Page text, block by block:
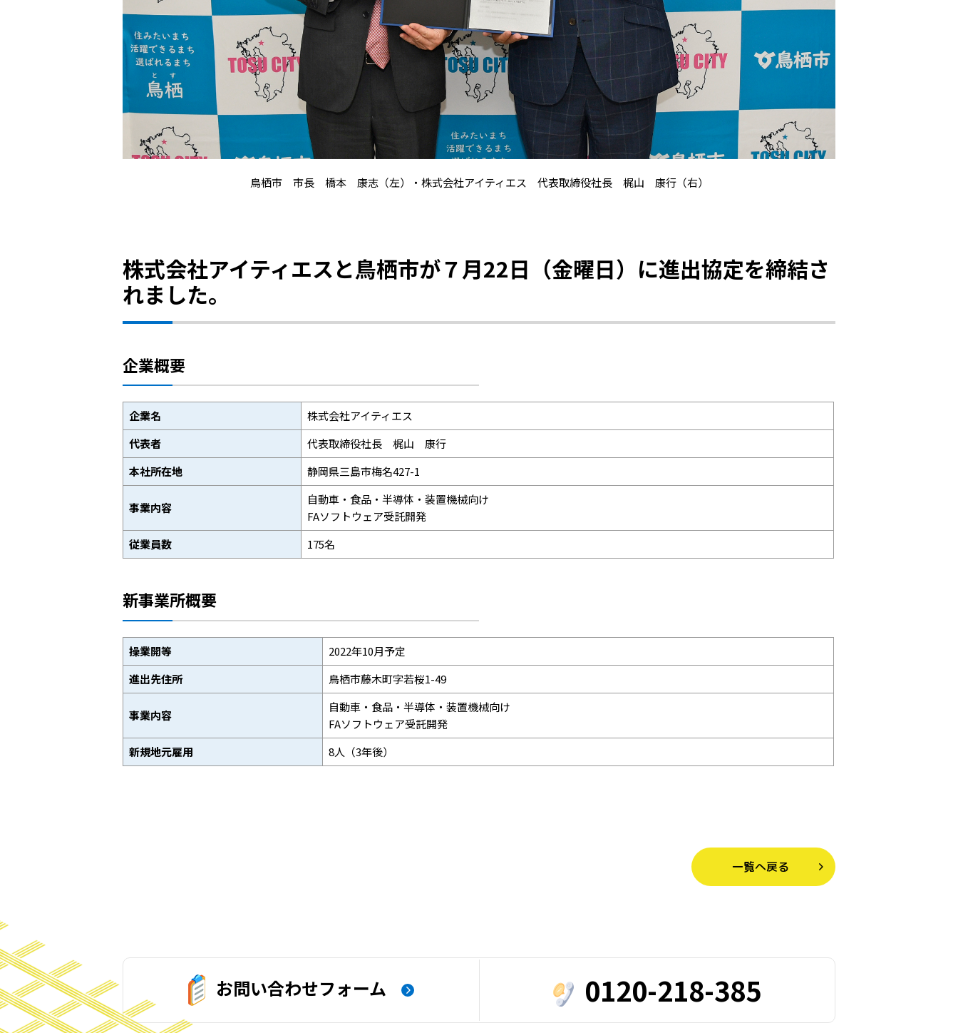
鳥栖市 市長 橋本 康志（左）・株式会社アイティエス 代表取締役社長 梶山 康行（右）
株式会社アイティエスと鳥栖市が７月22日（金曜日）に進出協定を締結さ
れました。
企業概要
企業名
株式会社アイティエス
代表者
代表取締役社長 梶山 康行
本社所在地
静岡県三島市梅名427-1
事業内容
自動車・食品・半導体・装置機械向け
FAソフトウェア受託開発
従業員数
175名
新事業所概要
操業開等
2022年10月予定
進出先住所
鳥栖市藤木町字若桜1-49
事業内容
自動車・食品・半導体・装置機械向け
FAソフトウェア受託開発
新規地元雇用
8人（3年後）
一覧へ戻る
お問い合わせフォーム 0120-218-385